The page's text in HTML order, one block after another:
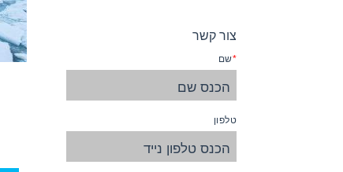
צור קשר
שם
טלפון